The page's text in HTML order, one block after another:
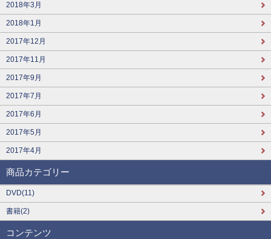
2018年3月
2018年1月
2017年12月
2017年11月
2017年9月
2017年7月
2017年6月
2017年5月
2017年4月
商品カテゴリー
DVD(11)
書籍(2)
コンテンツ